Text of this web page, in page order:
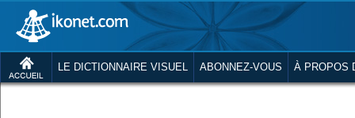
LE DICTIONNAIRE VISUEL ABONNEZ-VOUS À PROPOS